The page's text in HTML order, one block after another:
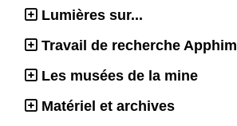
Lumières sur...
Travail de recherche Apphim
Les musées de la mine
Matériel et archives